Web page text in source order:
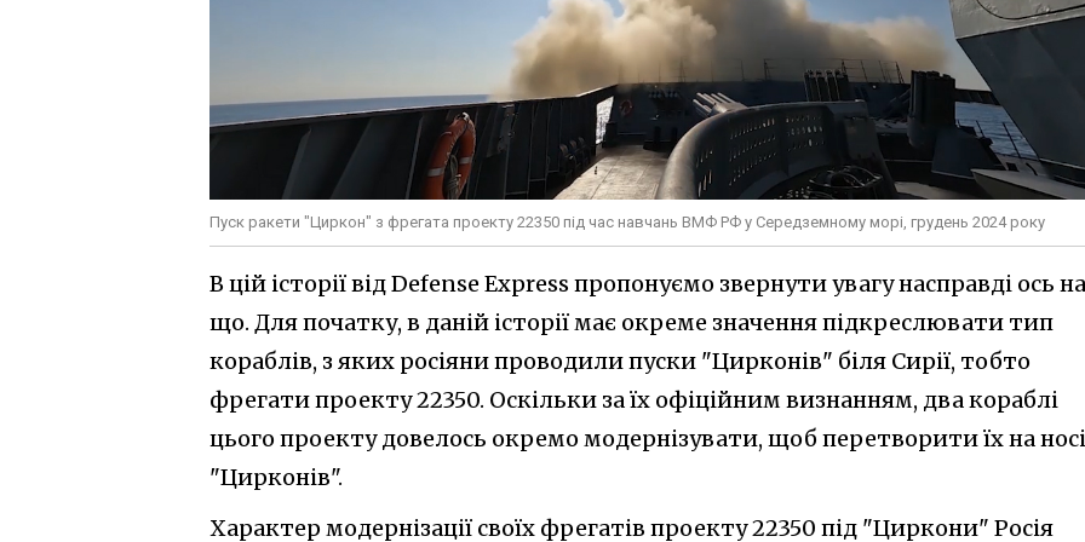
Пуск ракети "Циркон" з фрегата проекту 22350 під час навчань ВМФ РФ у Середземному морі, грудень 2024 року
В цій історії від Defense Express пропонуємо звернути увагу насправді ось на
що. Для початку, в даній історії має окреме значення підкреслювати тип
кораблів, з яких росіяни проводили пуски "Цирконів" біля Сирії, тобто
фрегати проекту 22350. Оскільки за їх офіційним визнанням, два кораблі
цього проекту довелось окремо модернізувати, щоб перетворити їх на
"Цирконів".
Характер модернізації своїх фрегатів проекту 22350 під "Циркони" Росія